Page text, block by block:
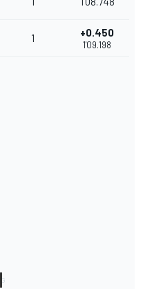
1 +0.450
1'09.198